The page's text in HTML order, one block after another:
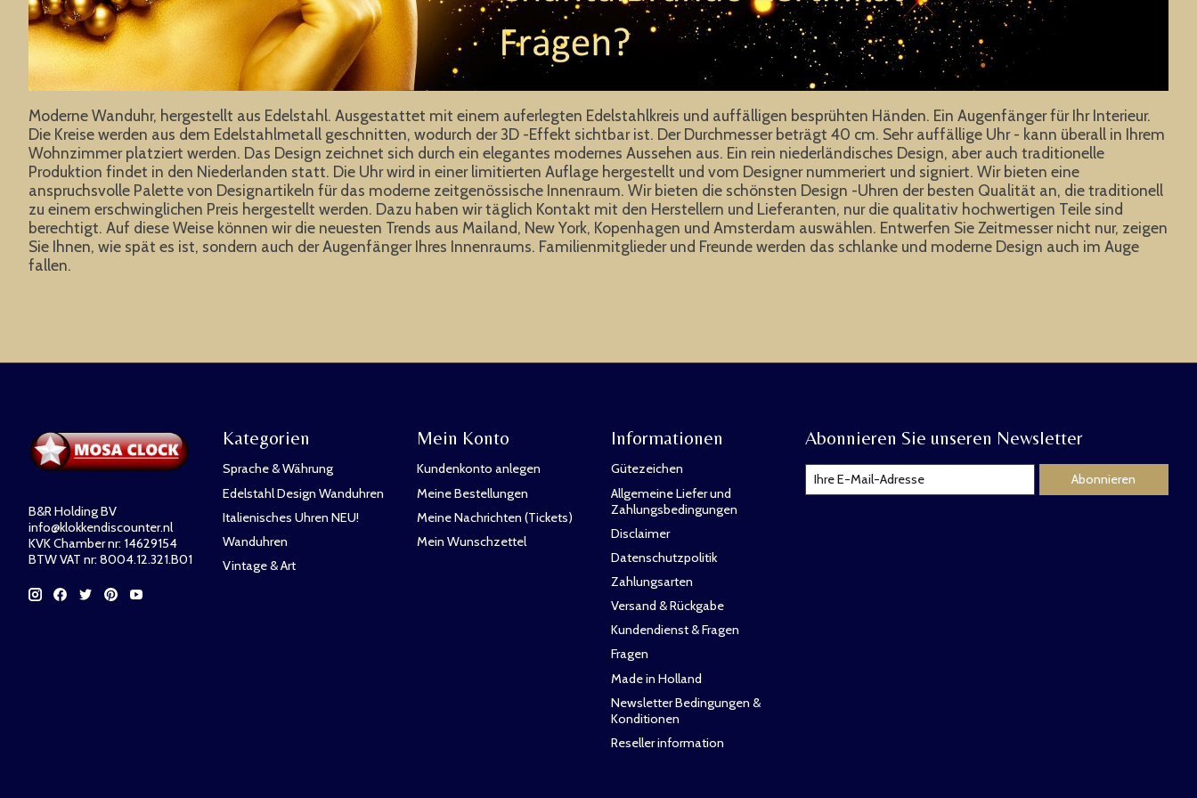
Moderne Wanduhr, hergestellt aus Edelstahl. Ausgestattet mit einem auferlegten Edelstahlkreis und auffälligen besprühten Händen. Ein Augenfänger für Ihr Interieur.
Die Kreise werden aus dem Edelstahlmetall geschnitten, wodurch der 3D -Effekt sichtbar ist. Der Durchmesser beträgt 40 cm. Sehr auffällige Uhr - kann überall in Ihrem
Wohnzimmer platziert werden. Das Design zeichnet sich durch ein elegantes modernes Aussehen aus. Ein rein niederländisches Design, aber auch traditionelle
Produktion findet in den Niederlanden statt. Die Uhr wird in einer limitierten Auflage hergestellt und vom Designer nummeriert und signiert. Wir bieten eine
anspruchsvolle Palette von Designartikeln für das moderne zeitgenössische Innenraum. Wir bieten die schönsten Design -Uhren der besten Qualität an, die traditionell
zu einem erschwinglichen Preis hergestellt werden. Dazu haben wir täglich Kontakt mit den Herstellern und Lieferanten, nur die qualitativ hochwertigen Teile sind
berechtigt. Auf diese Weise können wir die neuesten Trends aus Mailand, New York, Kopenhagen und Amsterdam auswählen. Entwerfen Sie Zeitmesser nicht nur, zeigen
Sie Ihnen, wie spät es ist, sondern auch der Augenfänger Ihres Innenraums. Familienmitglieder und Freunde werden das schlanke und moderne Design auch im Auge
fallen.
B&R Holding BV
info@klokkendiscounter.nl
KVK Chamber nr: 14629154
BTW VAT nr: 8004.12.321.B01
Kategorien
Sprache & Währung
Edelstahl Design Wanduhren
Italienisches Uhren NEU!
Wanduhren
Vintage & Art
Mein Konto
Kundenkonto anlegen
Meine Bestellungen
Meine Nachrichten (Tickets)
Mein Wunschzettel
Informationen
Gütezeichen
Allgemeine Liefer und
Zahlungsbedingungen
Disclaimer
Datenschutzpolitik
Zahlungsarten
Versand & Rückgabe
Kundendienst & Fragen
Fragen
Made in Holland
Newsletter Bedingungen &
Konditionen
Reseller information
Abonnieren Sie unseren Newsletter
Abonnieren